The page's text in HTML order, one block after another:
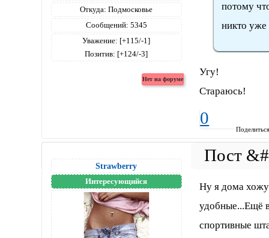
Откуда: Подмосковье
Сообщений: 5345
Уважение: [+115/-1]
Позитив: [+124/-3]
потому
никто уже
Угу!
Стараюсь!
0
Strawberry
Интересующийся
Ну я дома хожу
удобные...Ещё
спортивные